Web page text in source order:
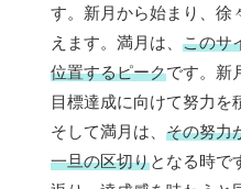
す。新月から始まり、徐
えます。満月は、 このサ
位置するピークです。新
目標達成に向けて努力を
そして満月は、 その努力
一旦の区切りとなる時で